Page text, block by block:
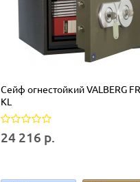
Сейф огнестойкий VALBERG
KL
24 216 р.